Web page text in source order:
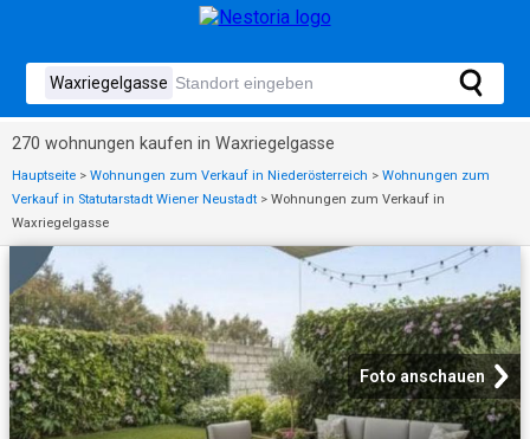
270 wohnungen kaufen in Waxriegelgasse
Hauptseite > Wohnungen zum Verkauf in Niederösterreich > Wohnungen zum
Verkauf in Statutarstadt Wiener Neustadt > Wohnungen zum Verkauf in
Waxriegelgasse
Foto anschauen